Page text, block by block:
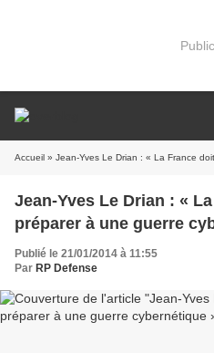
Accueil » Jean-Yves Le Drian : « La France
Jean-Yves Le Drian : «
préparer à une guerre
Publié le 21/01/2014 à 11:55
Par RP Defense